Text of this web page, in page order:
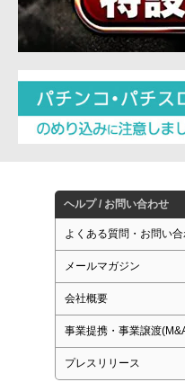
ヘルプ / お問い合わせ
よくある質問・お問い
メールマガジン
会社概要
事業提携・事業譲渡
プレスリリース